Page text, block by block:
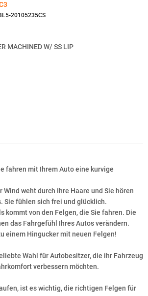
20105235CS
MACHINED W/ SS LIP
fahren mit Ihrem Auto eine kurvige
Wind weht durch Ihre Haare und Sie hören
Sie fühlen sich frei und glücklich.
kommt von den Felgen, die Sie fahren. Die
das Fahrgefühl Ihres Autos verändern.
einem Hingucker mit neuen Felgen!
Wahl für Autobesitzer, die ihr Fahrzeug
verbessern möchten.
ist es wichtig, die richtigen Felgen für